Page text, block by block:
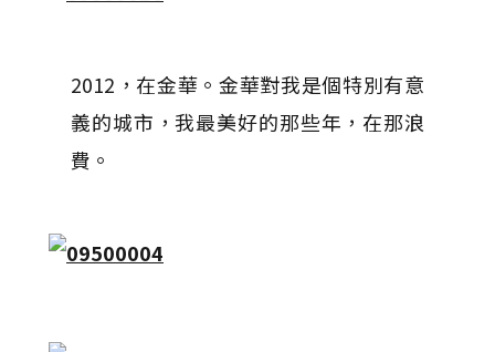
2012，在金華。金華對我是個特別有意
義的城市，我最美好的那些年，在那浪
費。